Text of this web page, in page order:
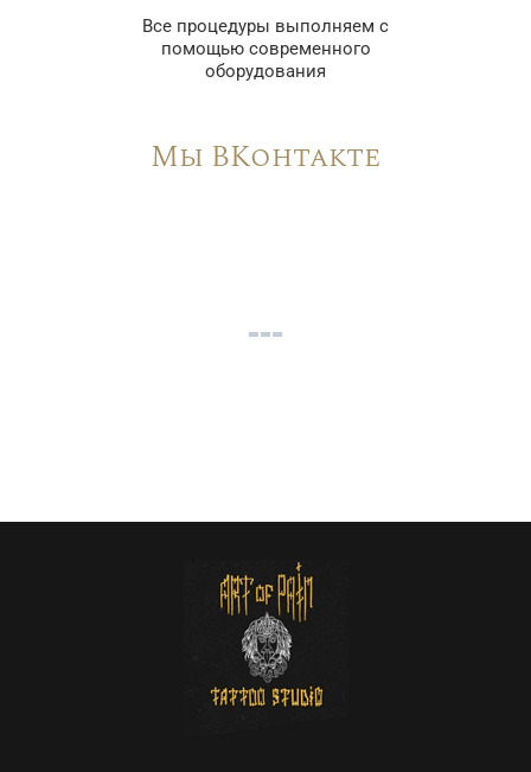
Все процедуры выполняем с
помощью современного
оборудования
Мы ВКонтакте